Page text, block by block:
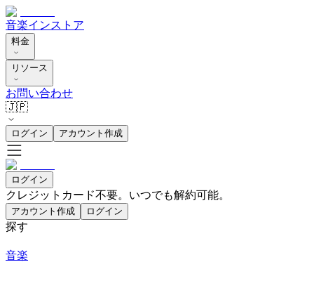
音楽インストア
料金
リソース
お問い合わせ
🇯🇵
ログイン アカウント作成
ログイン
クレジットカード不要。いつでも解約可能。
アカウント作成 ログイン
探す
音楽